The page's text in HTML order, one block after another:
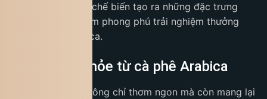
Mỗi phương pháp chế biến tạo ra những đặc trưng
riêng, góp phần làm phong phú trải nghiệm thưởng
thức cà phê Arabica.
Lợi ích sức khỏe từ cà phê Arabica
Cà phê Arabica không chỉ thơm ngon mà còn mang lại